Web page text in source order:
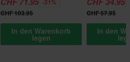
-31%
CHF 103.95
In den Warenkorb
legen
CHF 57.95
In den